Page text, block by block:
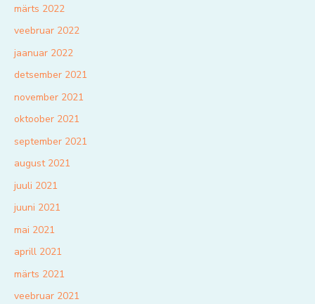
märts 2022
veebruar 2022
jaanuar 2022
detsember 2021
november 2021
oktoober 2021
september 2021
august 2021
juuli 2021
juuni 2021
mai 2021
aprill 2021
märts 2021
veebruar 2021